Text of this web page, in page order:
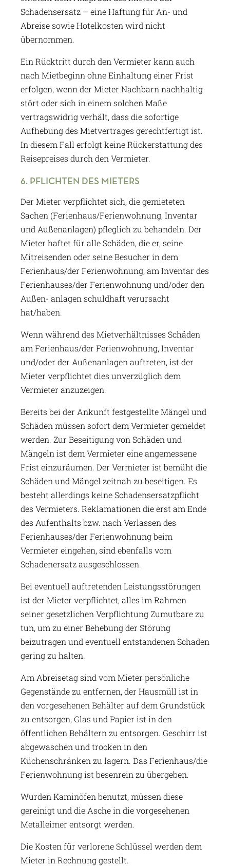
Schadensersatz – eine Haftung für An- und
Abreise sowie Hotelkosten wird nicht
übernommen.
Ein Rücktritt durch den Vermieter kann auch
nach Mietbeginn ohne Einhaltung einer Frist
erfolgen, wenn der Mieter Nachbarn nachhaltig
stört oder sich in einem solchen Maße
vertragswidrig verhält, dass die sofortige
Aufhebung des Mietvertrages gerechtfertigt ist.
In diesem Fall erfolgt keine Rückerstattung des
Reisepreises durch den Vermieter.
6. PFLICHTEN DES MIETERS
Der Mieter verpflichtet sich, die gemieteten
Sachen (Ferienhaus/Ferienwohnung, Inventar
und Außenanlagen) pfleglich zu behandeln. Der
Mieter haftet für alle Schäden, die er, seine
Mitreisenden oder seine Besucher in dem
Ferienhaus/der Ferienwohnung, am Inventar des
Ferienhauses/der Ferienwohnung und/oder den
Außen- anlagen schuldhaft verursacht
hat/haben.
Wenn während des Mietverhältnisses Schäden
am Ferienhaus/der Ferienwohnung, Inventar
und/oder der Außenanlagen auftreten, ist der
Mieter verpflichtet dies unverzüglich dem
Vermieter anzuzeigen.
Bereits bei der Ankunft festgestellte Mängel und
Schäden müssen sofort dem Vermieter gemeldet
werden. Zur Beseitigung von Schäden und
Mängeln ist dem Vermieter eine angemessene
Frist einzuräumen. Der Vermieter ist bemüht die
Schäden und Mängel zeitnah zu beseitigen. Es
besteht allerdings keine Schadensersatzpflicht
des Vermieters. Reklamationen die erst am Ende
des Aufenthalts bzw. nach Verlassen des
Ferienhauses/der Ferienwohnung beim
Vermieter eingehen, sind ebenfalls vom
Schadenersatz ausgeschlossen.
Bei eventuell auftretenden Leistungsstörungen
ist der Mieter verpflichtet, alles im Rahmen
seiner gesetzlichen Verpflichtung Zumutbare zu
tun, um zu einer Behebung der Störung
beizutragen und eventuell entstandenen Schaden
gering zu halten.
Am Abreisetag sind vom Mieter persönliche
Gegenstände zu entfernen, der Hausmüll ist in
den vorgesehenen Behälter auf dem Grundstück
zu entsorgen, Glas und Papier ist in den
öffentlichen Behältern zu entsorgen. Geschirr ist
abgewaschen und trocken in den
Küchenschränken zu lagern. Das Ferienhaus/die
Ferienwohnung ist besenrein zu übergeben.
Wurden Kaminöfen benutzt, müssen diese
gereinigt und die Asche in die vorgesehenen
Metalleimer entsorgt werden.
Die Kosten für verlorene Schlüssel werden dem
Mieter in Rechnung gestellt.